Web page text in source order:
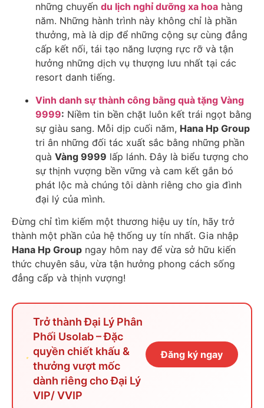
những chuyến du lịch nghỉ dưỡng xa hoa hàng
năm. Những hành trình này không chỉ là phần
thưởng, mà là dịp để những cộng sự cùng đẳng
cấp kết nối, tái tạo năng lượng rực rỡ và tận
hưởng những dịch vụ thượng lưu nhất tại các
resort danh tiếng.
Vinh danh sự thành công bằng quà tặng Vàng
9999: Niềm tin bền chặt luôn kết trái ngọt bằng
sự giàu sang. Mỗi dịp cuối năm, Hana Hp Group
tri ân những đối tác xuất sắc bằng những phần
quà Vàng 9999 lấp lánh. Đây là biểu tượng cho
sự thịnh vượng bền vững và cam kết gắn bó
phát lộc mà chúng tôi dành riêng cho gia đình
đại lý của mình.
Đừng chỉ tìm kiếm một thương hiệu uy tín, hãy trở
thành một phần của hệ thống uy tín nhất. Gia nhập
Hana Hp Group ngay hôm nay để vừa sở hữu kiến
thức chuyên sâu, vừa tận hưởng phong cách sống
đẳng cấp và thịnh vượng!
Trở thành Đại Lý Phân
Phối Usolab – Đặc
quyền chiết khấu &
thưởng vượt mốc
dành riêng cho Đại Lý
VIP/ VVIP
Đăng ký ngay